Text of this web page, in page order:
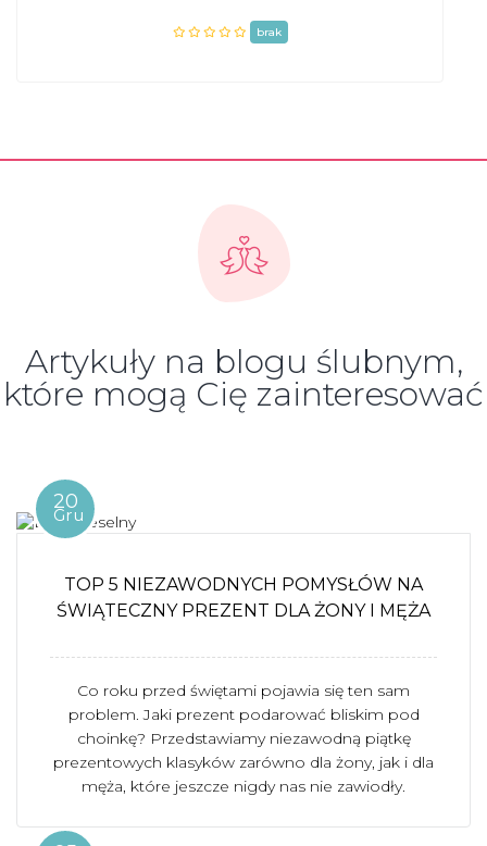
brak
Artykuły na blogu ślubnym,
które mogą Cię zainteresować
20
Gru
TOP 5 NIEZAWODNYCH POMYSŁÓW NA
ŚWIĄTECZNY PREZENT DLA ŻONY I MĘŻA
Co roku przed świętami pojawia się ten sam
problem. Jaki prezent podarować bliskim pod
choinkę? Przedstawiamy niezawodną piątkę
prezentowych klasyków zarówno dla żony, jak i dla
męża, które jeszcze nigdy nas nie zawiodły.